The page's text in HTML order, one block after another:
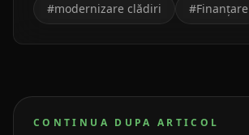
#modernizare clădiri #Finanțare
CONTINUA DUPA ARTICOL